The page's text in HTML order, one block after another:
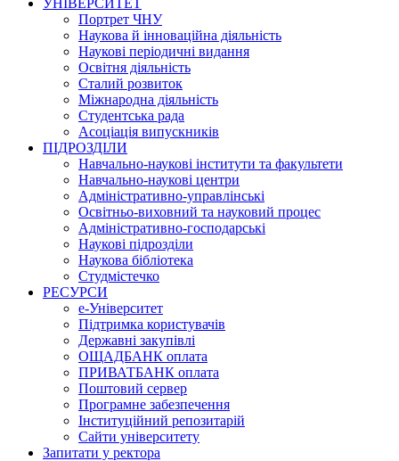
Портрет ЧНУ
Наукова й інноваційна діяльність
Наукові періодичні видання
Освітня діяльність
Сталий розвиток
Міжнародна діяльність
Студентська рада
Асоціація випускників
ПІДРОЗДІЛИ
Навчально-наукові інститути та факультети
Навчально-наукові центри
Адміністративно-управлінські
Освітньо-виховний та науковий процес
Адміністративно-господарські
Наукові підрозділи
Наукова бібліотека
Студмістечко
РЕСУРСИ
е-Університет
Підтримка користувачів
Державні закупівлі
ОЩАДБАНК оплата
ПРИВАТБАНК оплата
Поштовий сервер
Програмне забезпечення
Інституційний репозитарій
Сайти університету
Запитати у ректора